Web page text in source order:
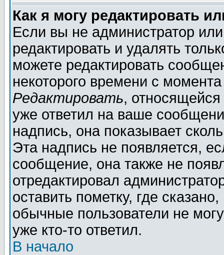
Как я могу редактировать
Если вы не администратор
редактировать и удалять
можете редактировать
некоторого времени с
Редактировать,
уже ответил на ваше
надпись, она показывает
Эта надпись не появляется,
сообщение, она также не
отредактировал
оставить пометку, где
обычные пользователи не
уже кто-то ответил.
В начало